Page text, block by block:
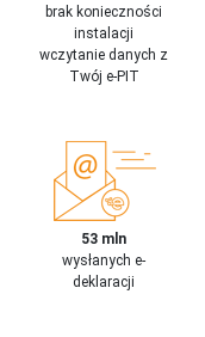
brak konieczności
instalacji
wczytanie danych z
Twój e-PIT
53 mln
wysłanych e-
deklaracji